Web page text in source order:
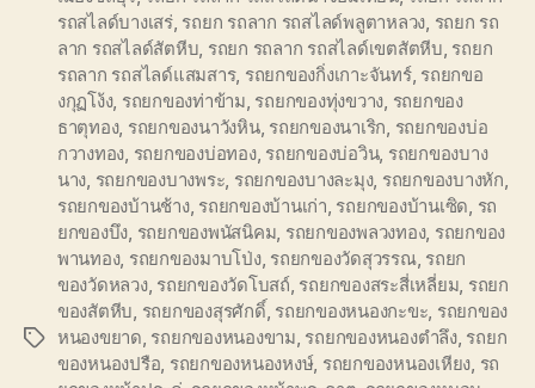
Tags
รถสไลด์บางเสร่, รถยก รถลาก รถสไลด์พลูตาหลวง, รถยก รถ
ลาก รถสไลด์สัตหีบ, รถยก รถลาก รถสไลด์เขตสัตหีบ, รถยก
รถลาก รถสไลด์แสมสาร, รถยกของกิ่งเกาะจันทร์, รถยกขอ
งกุฏโง้ง, รถยกของท่าข้าม, รถยกของทุ่งขวาง, รถยกของ
ธาตุทอง, รถยกของนาวังหิน, รถยกของนาเริก, รถยกของบ่อ
กวางทอง, รถยกของบ่อทอง, รถยกของบ่อวิน, รถยกของบาง
นาง, รถยกของบางพระ, รถยกของบางละมุง, รถยกของบางหัก,
รถยกของบ้านช้าง, รถยกของบ้านเก่า, รถยกของบ้านเซิด, รถ
ยกของบึง, รถยกของพนัสนิคม, รถยกของพลวงทอง, รถยกของ
พานทอง, รถยกของมาบโป่ง, รถยกของวัดสุวรรณ, รถยก
ของวัดหลวง, รถยกของวัดโบสถ์, รถยกของสระสี่เหลี่ยม, รถยก
ของสัตหีบ, รถยกของสุรศักดิ์, รถยกของหนองกะขะ, รถยกของ
หนองขยาด, รถยกของหนองขาม, รถยกของหนองตำลึง, รถยก
ของหนองปรือ, รถยกของหนองหงษ์, รถยกของหนองเหียง, รถ